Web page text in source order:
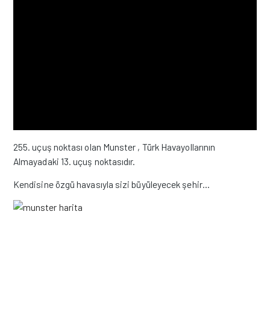
255. uçuş noktası olan Munster , Türk Havayollarının
Almayadaki 13. uçuş noktasıdır.
Kendisine özgü havasıyla sizi büyüleyecek şehir…